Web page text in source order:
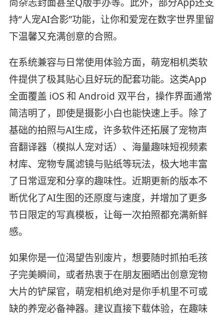
持“人宠AI合影”功能，让你和爱宠在数字世界里留
下温馨又充满创意的合照。
在系统兼容与日常使用体验方面，萌宠相机类软
件提供了极其贴心且好玩的配套功能。这类App
全面覆盖 iOS 和 Android 双平台，操作界面通常
简洁明了，即使是摄影小白也能快速上手。除了
基础的拍照与AI生成，许多软件还拓展了宠物声
音翻译器（模拟人宠对话）、海量趣味短视频素
材库、宠物专属滤镜与贴纸等玩法，极大地丰富
了日常逗宠和分享的趣味性。近期更新的版本不
断优化了AI生图的还原度与速度，并增加了更多
节日限定的写真模板，让每一次拍照都充满新鲜
感。
如果你是一位渴望告别废片，想要随时抓拍毛孩
子完美瞬间，或者热衷于在朋友圈晒出创意宠物
大片的铲屎官，萌宠相机绝对是你手机里不可或
缺的养宠必备神器。建议直接下载体验，在趣味